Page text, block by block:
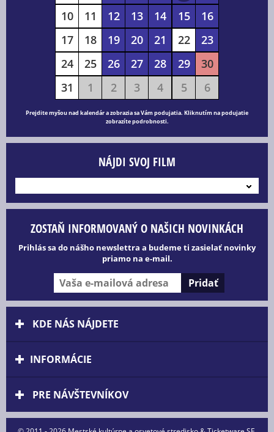
10
11 12 13 14 15
16
17
18 19 20 21 22
23
24
25 26 27 28 29
30
31
1 2 3 4 5 6
Prejdite myšou nad kalendár a zobrazia sa Vám podujatia. Kliknutím na podujatie
zobrazíte podrobnosti.
NÁJDI SVOJ FILM
ZOSTAŇ INFORMOVANÝ O NAŠICH NOVINKÁCH
Prihlás sa do nášho newslettra a budeme ti zasielať novinky
priamo na e-mail.
KDE NÁS NÁJDETE
INFORMÁCIE
PRE NÁVŠTEVNÍKOV